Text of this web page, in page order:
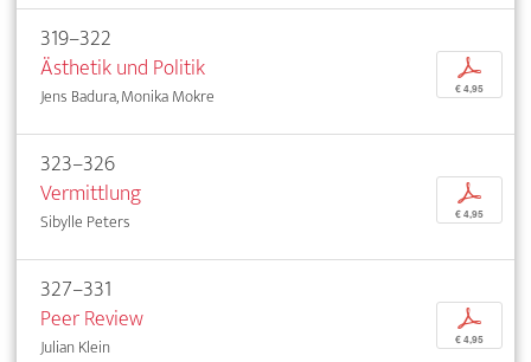
319–322
Ästhetik und Politik
Jens Badura, Monika Mokre
p
€ 4,95
323–326
Vermittlung
Sibylle Peters
p
€ 4,95
327–331
Peer Review
Julian Klein
p
€ 4,95